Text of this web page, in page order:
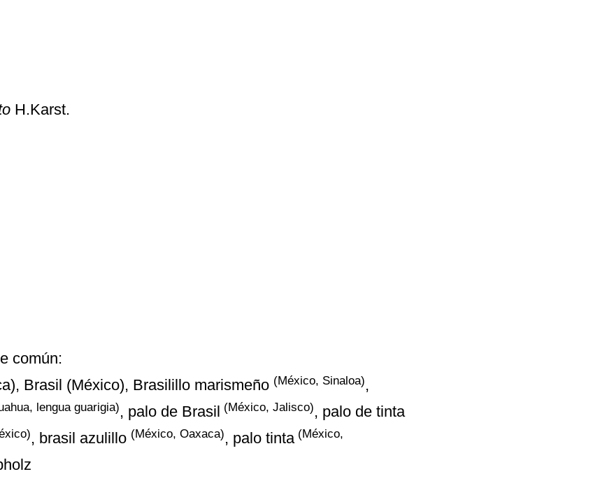
H.Karst.
común:
Brasil (México), Brasilillo marismeño (México, Sinaloa),
lengua guarigia), palo de Brasil (México, Jalisco), palo de tinta
, brasil azulillo (México, Oaxaca), palo tinta (México,